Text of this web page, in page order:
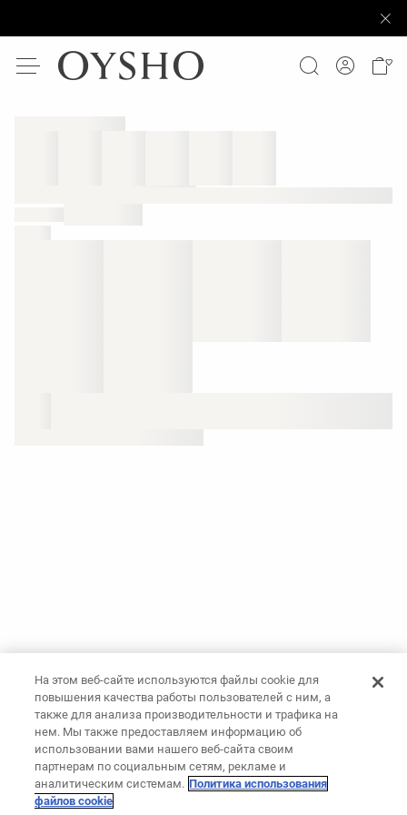
На этом веб-сайте используются файлы cookie для
повышения качества работы пользователей с ним, а
также для анализа производительности и трафика на
нем. Мы также предоставляем информацию об
использовании вами нашего веб-сайта своим
партнерам по социальным сетям, рекламе и
аналитическим системам. Политика использования
файлов cookie